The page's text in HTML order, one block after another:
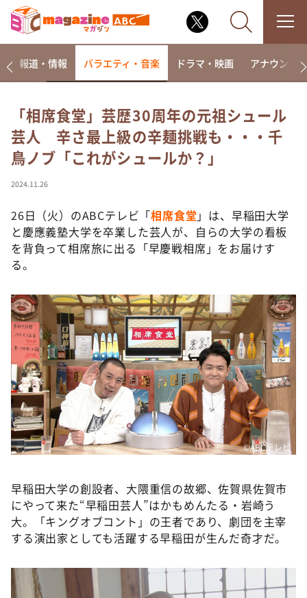
なるみ・岡村の過ぎるTV
相席食堂
これ余談なんですけど・・・
て真剣です
探偵！ナイトスクープ
news おかえり
DAIGOも台所 ～きょうの献立 何にする？～
本日はダイアンなり！シーズン２
朝だ！生です旅サラダ
教えて！ニュースライブ 正義のミカタ
ＬＩＦＥ～夢のカタチ～
新婚さんいらっしゃい！
ポツンと一軒家
ぺこぱのまるスポ
アナ回覧板
報道・情報 バラエティ・音楽 ドラマ・映画 アナウンサー
「相席食堂」芸歴30周年の元祖シュール
芸人 辛さ最上級の辛麺挑戦も・・・千
鳥ノブ「これがシュールか？」
2024.11.26
26日（火）のABCテレビ「相席食堂」は、早稲田大学
と慶應義塾大学を卒業した芸人が、自らの大学の看板
を背負って相席旅に出る「早慶戦相席」をお届けす
る。
©️ABCテレビ
早稲田大学の創設者、大隈重信の故郷、佐賀県佐賀市
にやって来た“早稲田芸人”はかもめんたる・岩崎う
大。「キングオブコント」の王者であり、劇団を主宰
する演出家としても活躍する早稲田が生んだ奇才だ。